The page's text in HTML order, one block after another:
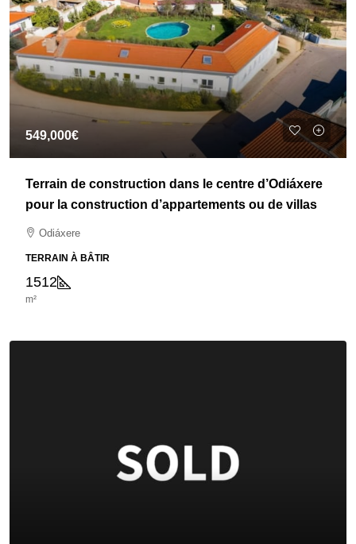
549,000€
Terrain de construction dans le centre d’Odiáxere
pour la construction d’appartements ou de villas
Odiáxere
TERRAIN À BÂTIR
1512
m²